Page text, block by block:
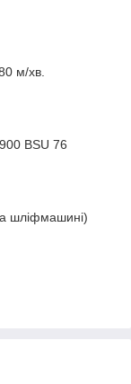
м/хв.
BSU 76
шліфмашині)